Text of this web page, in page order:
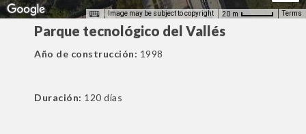
Image may be subject to copyright 20 m Terms
Parque tecnológico del Vallés
Año de construcción: 1998
Duración: 120 días